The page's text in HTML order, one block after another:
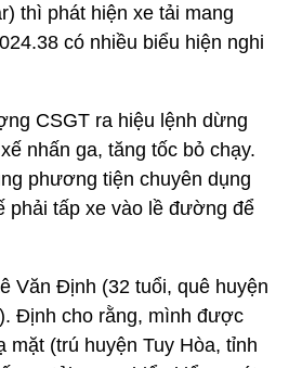
thì phát hiện xe tải mang
có nhiều biểu hiện nghi
CSGT ra hiệu lệnh dừng
nhấn ga, tăng tốc bỏ chạy.
phương tiện chuyên dụng
phải tấp xe vào lề đường để
Văn Định (32 tuổi, quê huyện
Định cho rằng, mình được
mặt (trú huyện Tuy Hòa, tỉnh